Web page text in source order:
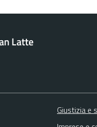
Latte
Giustizia e